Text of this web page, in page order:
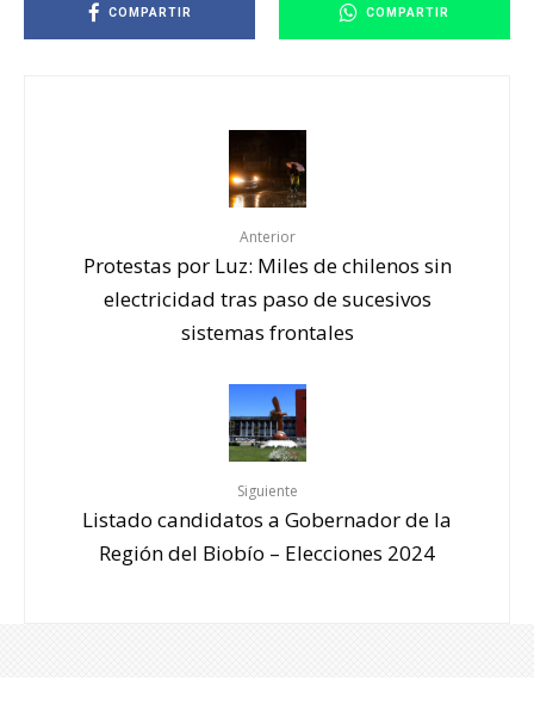
COMPARTIR COMPARTIR
Anterior
Protestas por Luz: Miles de chilenos sin
electricidad tras paso de sucesivos
sistemas frontales
Siguiente
Listado candidatos a Gobernador de la
Región del Biobío – Elecciones 2024